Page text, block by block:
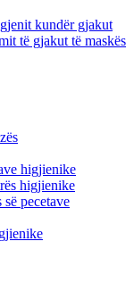
kundër gjakut
të gjakut të maskës
higjienike
higjienike
së pecetave